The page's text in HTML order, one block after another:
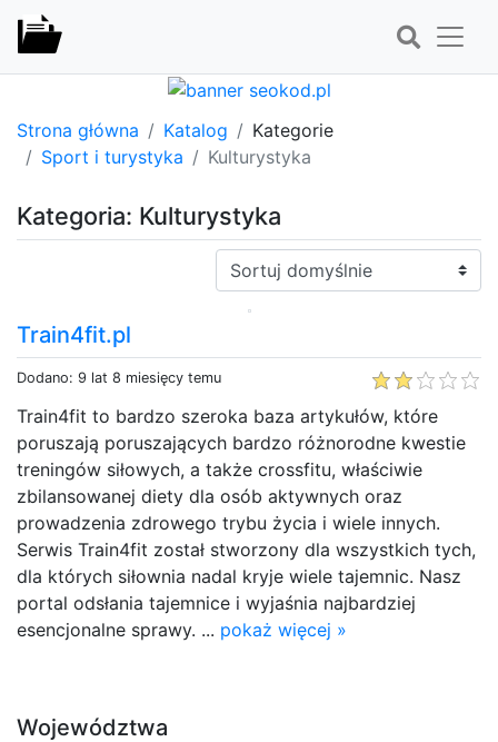
Strona główna Katalog
Kategorie
Sport i turystyka
Kulturystyka
Kategoria: Kulturystyka
Sortuj:
Train4fit.pl
Dodano: 9 lat 8 miesięcy temu
Train4fit to bardzo szeroka baza artykułów, które
poruszają poruszających bardzo różnorodne kwestie
treningów siłowych, a także crossfitu, właściwie
zbilansowanej diety dla osób aktywnych oraz
prowadzenia zdrowego trybu życia i wiele innych.
Serwis Train4fit został stworzony dla wszystkich tych,
dla których siłownia nadal kryje wiele tajemnic. Nasz
portal odsłania tajemnice i wyjaśnia najbardziej
esencjonalne sprawy. ... pokaż więcej »
Województwa